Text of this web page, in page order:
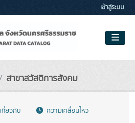
เข้าสู่ระบบ
สาขาสวัสดิการสังคม
เกี่ยวกับ ความเคลื่อนไหว